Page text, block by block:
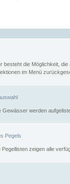
besteht die Möglichkeit,
im Menü
Gewässer werden
Pegels
Pegellisten zeigen alle